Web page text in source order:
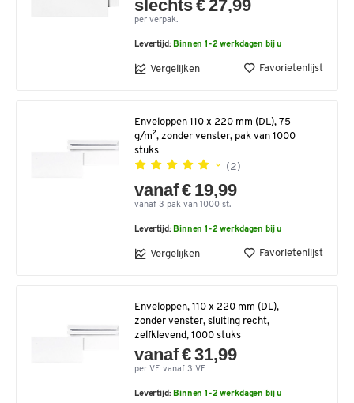
slechts € 27,99
per verpak.
Levertijd:Binnen 1-2 werkdagen bij u
Vergelijken Favorietenlijst
Enveloppen 110 x 220 mm (DL), 75
g/m², zonder venster, pak van 1000
stuks
(2)
vanaf € 19,99
vanaf 3 pak van 1000 st.
Levertijd:Binnen 1-2 werkdagen bij u
Vergelijken Favorietenlijst
Enveloppen, 110 x 220 mm (DL),
zonder venster, sluiting recht,
zelfklevend, 1000 stuks
vanaf € 31,99
per VE vanaf 3 VE
Levertijd:Binnen 1-2 werkdagen bij u